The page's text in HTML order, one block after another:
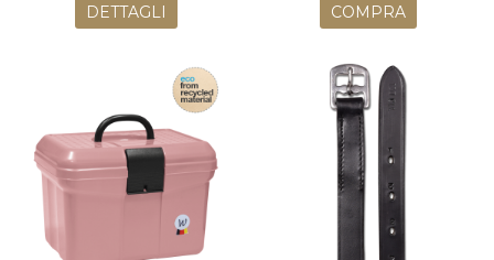
DETTAGLI COMPRA